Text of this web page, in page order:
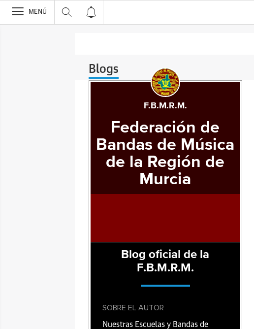
>
MENÚ
Blogs
F.B.M.R.M.
Federación de
Bandas de Música
de la Región de
Murcia
Blog oficial de la
F.B.M.R.M.
SOBRE EL AUTOR
Nuestras Escuelas y Bandas de